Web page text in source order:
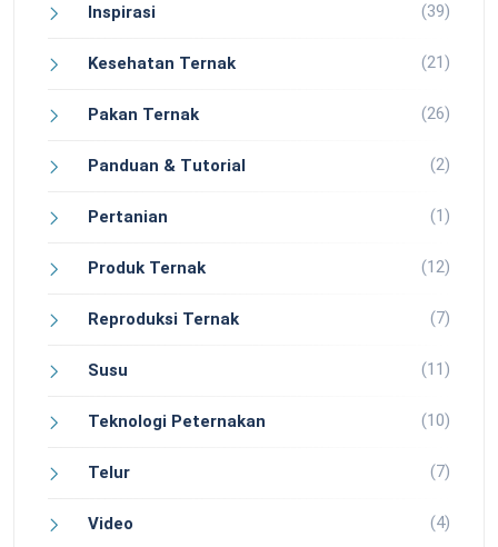
Inspirasi (39)
Kesehatan Ternak (21)
Pakan Ternak (26)
Panduan & Tutorial (2)
Pertanian (1)
Produk Ternak (12)
Reproduksi Ternak (7)
Susu (11)
Teknologi Peternakan (10)
Telur (7)
Video (4)